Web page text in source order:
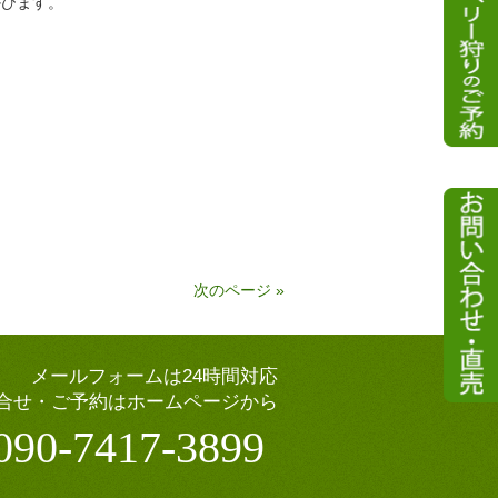
次のページ »
メールフォームは24時間対応
せ・ご予約はホームページから
7417-3899